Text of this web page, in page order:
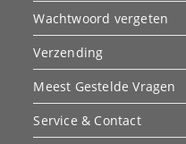
Wachtwoord vergeten
Verzending
Meest Gestelde Vragen
Service & Contact